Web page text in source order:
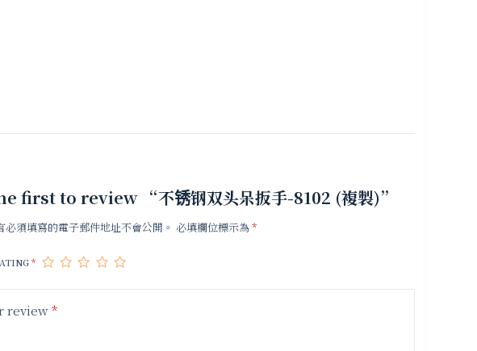
first to review “不锈钢双头呆扳手-8102 (複製)”
必須填寫的電子郵件地址不會公開。 必填欄位標示為*
*
review*